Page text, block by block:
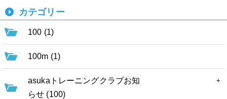
カテゴリー
100 (1)
100m (1)
asukaトレーニングクラブお知
らせ (100)